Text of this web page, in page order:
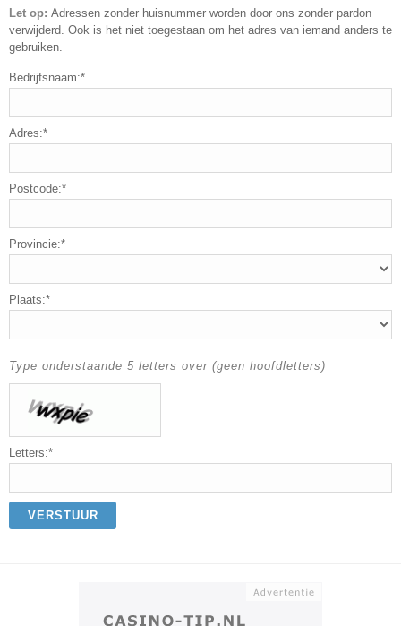
Let op: Adressen zonder huisnummer worden door ons zonder pardon
verwijderd. Ook is het niet toegestaan om het adres van iemand anders te
gebruiken.
Bedrijfsnaam:*
Adres:*
Postcode:*
Provincie:*
Plaats:*
Type onderstaande 5 letters over (geen hoofdletters)
Letters:*
VERSTUUR